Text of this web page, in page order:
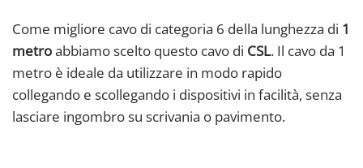
Come migliore cavo di categoria 6 della lunghezza di 1
metroabbiamo scelto questo cavo di CSL. Il cavo da 1
metro è ideale da utilizzare in modo rapido
collegando e scollegando i dispositivi in facilità, senza
lasciare ingombro su scrivania o pavimento.